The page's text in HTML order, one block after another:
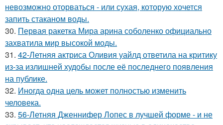
невозможно оторваться - или сухая, которую хочется
запить стаканом воды.
30. Первая ракетка Мира арина соболенко официально
захватила мир высокой моды.
31. 42-Летняя актриса Оливия уайлд ответила на критику
из-за излишней худобы после её последнего появления
на публике.
32. Иногда одна цель может полностью изменить
человека.
33. 56-Летняя Дженнифер Лопес в лучшей форме - и не